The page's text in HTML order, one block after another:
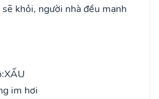
khỏi, người nhà đều mạnh
XẤU
im hơi